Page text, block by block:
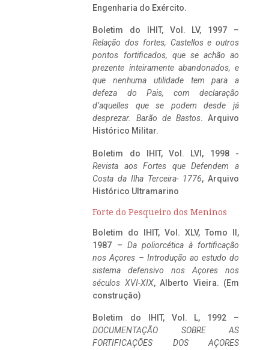
Engenharia do Exército.
Boletim do IHIT, Vol. LV, 1997 –
Relação dos fortes, Castellos e outros
pontos fortificados, que se achão ao
prezente inteiramente abandonados, e
que nenhuma utilidade tem para a
defeza do Pais, com declaração
d’aquelles que se podem desde já
desprezar. Barão de Bastos. Arquivo
Histórico Militar.
Boletim do IHIT, Vol. LVI, 1998 -
Revista aos Fortes que Defendem a
Costa da Ilha Terceira- 1776, Arquivo
Histórico Ultramarino
Forte do Pesqueiro dos Meninos
Boletim do IHIT, Vol. XLV, Tomo II,
1987 – Da poliorcética à fortificação
nos Açores – Introdução ao estudo do
sistema defensivo nos Açores nos
séculos XVI-XIX, Alberto Vieira. (Em
construção)
Boletim do IHIT, Vol. L, 1992 –
DOCUMENTAÇÃO SOBRE AS
FORTIFICAÇÕES DOS AÇORES